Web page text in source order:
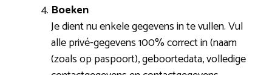
Boeken
Je dient nu enkele gegevens in te vullen. Vul
alle privé-gegevens 100% correct in (naam
(zoals op paspoort), geboortedata, volledige